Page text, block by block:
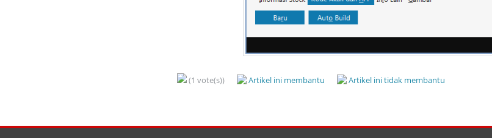
(1 vote(s)) Artikel ini membantu Artikel ini tidak membantu